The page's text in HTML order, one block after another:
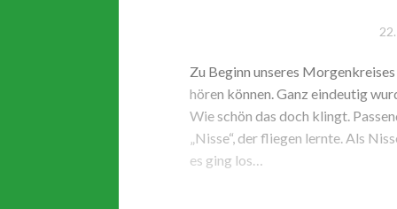
Zu Beginn unseres
hören können. Ganz eindeutig
Wie schön das doch klingt.
„Nisse“, der fliegen lernte. Als
es ging los…